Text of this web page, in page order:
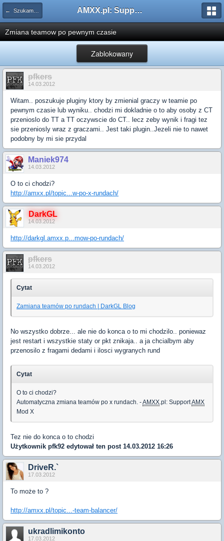
← Szukam pluginu AMXX.pl: Support AMX Mod X i SourceMod
Zmiana teamow po pewnym czasie
Zablokowany
pfkers
14.03.2012
Witam.. poszukuje pluginy ktory by zmienial graczy w teamie po
pewnym czasie lub wyniku.. chodzi mi dokladnie o to aby osoby z CT
przenioslo do TT a TT oczywscie do CT.. lecz zeby wynik i fragi tez
sie przeniosly wraz z graczami.. Jest taki plugin..Jezeli nie to nawet
podobny by mi sie przydal
Maniek974
14.03.2012
O to ci chodzi?
http://amxx.pl/topic...w-po-x-rundach/
DarkGL
14.03.2012
http://darkgl.amxx.p...mow-po-rundach/
pfkers
14.03.2012
Cytat
Zamiana teamów po rundach | DarkGL Blog
No wszystko dobrze... ale nie do konca o to mi chodzilo.. poniewaz
jest restart i wszystkie staty or pkt znikaja.. a ja chcialbym aby
przenosilo z fragami dedami i ilosci wygranych rund
Cytat
O to ci chodzi?
Automatyczna zmiana teamów po x rundach. -AMXX.pl: SupportAMX
Mod X
Tez nie do konca o to chodzi
Użytkownik pfk92 edytował ten post 14.03.2012 16:26
DriveR.`
17.03.2012
To może to ?
http://amxx.pl/topic...-team-balancer/
ukradlimikonto
17.03.2012